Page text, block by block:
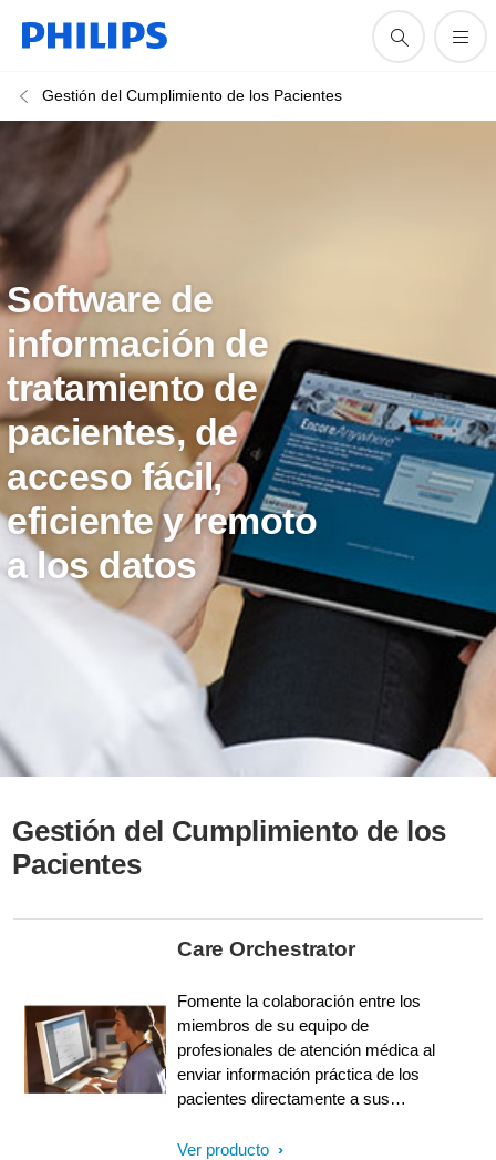
Gestión del Cumplimiento de los Pacientes
Software de
información de
tratamiento de
pacientes, de
acceso fácil,
eficiente y remoto
a los datos
Gestión del Cumplimiento de los
Pacientes
Care Orchestrator
Fomente la colaboración entre los
miembros de su equipo de
profesionales de atención médica al
enviar información práctica de los
pacientes directamente a sus
computadoras. Monitoree y gestione
Ver producto